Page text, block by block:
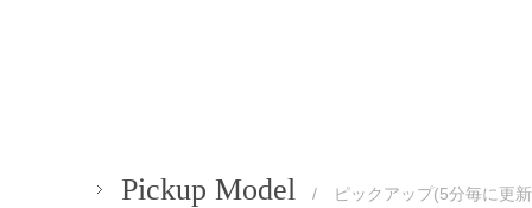
Pickup Model / ピックアップ(5分毎に更